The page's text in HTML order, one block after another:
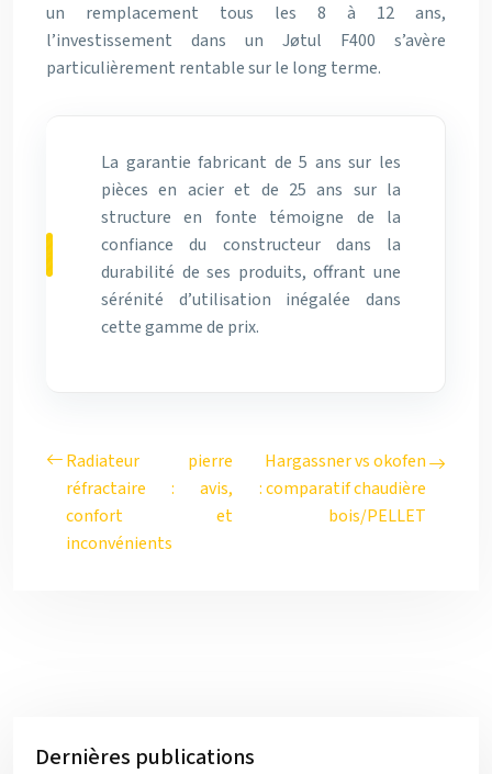
un remplacement tous les 8 à 12 ans,
l’investissement dans un Jøtul F400 s’avère
particulièrement rentable sur le long terme.
La garantie fabricant de 5 ans sur les
pièces en acier et de 25 ans sur la
structure en fonte témoigne de la
confiance du constructeur dans la
durabilité de ses produits, offrant une
sérénité d’utilisation inégalée dans
cette gamme de prix.
Radiateur pierre
réfractaire : avis,
confort et
inconvénients
Hargassner vs okofen
: comparatif chaudière
bois/PELLET
Dernières publications